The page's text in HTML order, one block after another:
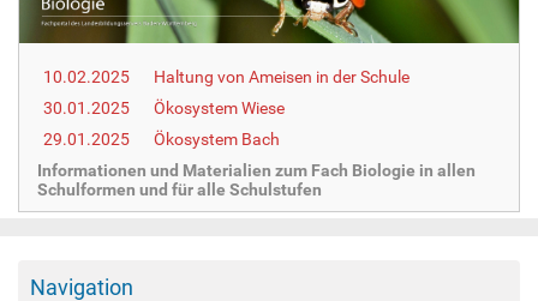
e
r
e
10.02.2025
Haltung von Ameisen in der Schule
30.01.2025
Ökosystem Wiese
29.01.2025
Ökosystem Bach
Informationen und Materialien zum Fach Biologie in allen
Schulformen und für alle Schulstufen
Navigation